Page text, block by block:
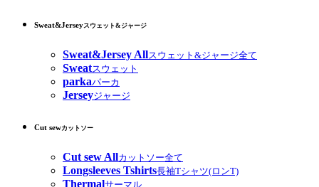
Sweat&Jerseyスウェット&ジャージ
Sweat&Jersey Allスウェット&ジャージ全て
Sweatスウェット
parkaパーカ
Jerseyジャージ
Cut sewカットソー
Cut sew Allカットソー全て
Longsleeves Tshirts長袖Tシャツ(ロンT)
Thermalサーマル